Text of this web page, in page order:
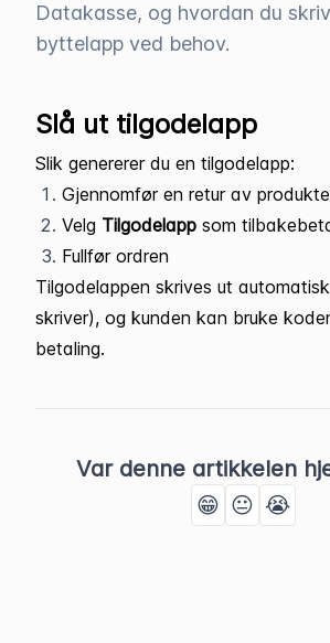
Datakasse, og hvordan du
byttelapp ved behov.
Slå ut tilgodelapp
Slik genererer du en tilgodelapp:
Gjennomfør en retur av
Velg Tilgodelapp som
Fullfør ordren
Tilgodelappen skrives ut
skriver), og kunden kan bruke
betaling.
Var denne artikkelen
😁 😐 😭